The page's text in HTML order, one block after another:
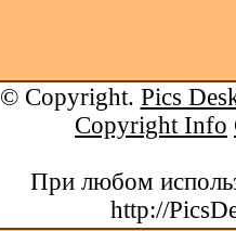
© Copyright. Pics
Copyright Info
При любом
http://